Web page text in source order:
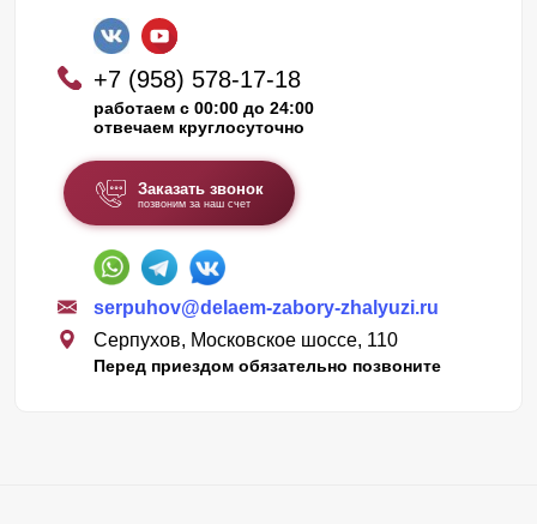
+7 (958) 578-17-18
работаем с 00:00 до 24:00
отвечаем круглосуточно
Заказать звонок
позвоним за наш счет
serpuhov@delaem-zabory-zhalyuzi.ru
Серпухов, Московское шоссе, 110
Перед приездом обязательно позвоните